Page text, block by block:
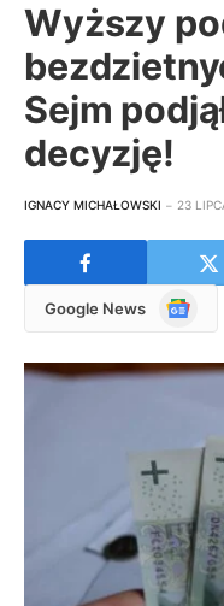
Wyższy
Sejm
decyzję!
IGNACY MICHAŁOWSKI 23
Google News
Google